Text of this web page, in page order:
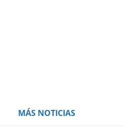
MÁS NOTICIAS